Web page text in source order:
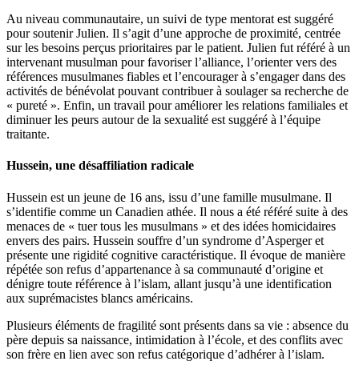
Au niveau communautaire, un suivi de type mentorat est suggéré
pour soutenir Julien. Il s’agit d’une approche de proximité, centrée
sur les besoins perçus prioritaires par le patient. Julien fut référé à un
intervenant musulman pour favoriser l’alliance, l’orienter vers des
références musulmanes fiables et l’encourager à s’engager dans des
activités de bénévolat pouvant contribuer à soulager sa recherche de
« pureté ». Enfin, un travail pour améliorer les relations familiales et
diminuer les peurs autour de la sexualité est suggéré à l’équipe
traitante.
Hussein, une désaffiliation radicale
Hussein est un jeune de 16 ans, issu d’une famille musulmane. Il
s’identifie comme un Canadien athée. Il nous a été référé suite à des
menaces de « tuer tous les musulmans » et des idées homicidaires
envers des pairs. Hussein souffre d’un syndrome d’Asperger et
présente une rigidité cognitive caractéristique. Il évoque de manière
répétée son refus d’appartenance à sa communauté d’origine et
dénigre toute référence à l’islam, allant jusqu’à une identification
aux suprémacistes blancs américains.
Plusieurs éléments de fragilité sont présents dans sa vie : absence du
père depuis sa naissance, intimidation à l’école, et des conflits avec
son frère en lien avec son refus catégorique d’adhérer à l’islam.